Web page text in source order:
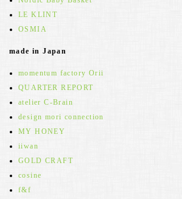
LE KLINT
OSMIA
made in Japan
momentum factory Orii
QUARTER REPORT
atelier C-Brain
design mori connection
MY HONEY
iiwan
GOLD CRAFT
cosine
f&f